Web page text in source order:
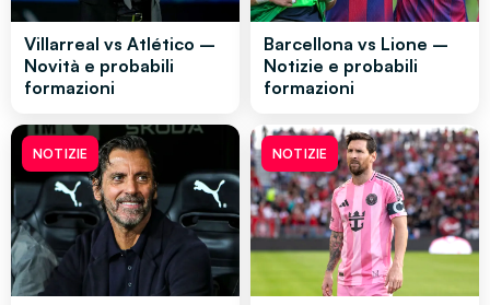
Villarreal vs Atlético –
Novità e probabili
formazioni
Barcellona vs Lione –
Notizie e probabili
formazioni
NOTIZIE NOTIZIE